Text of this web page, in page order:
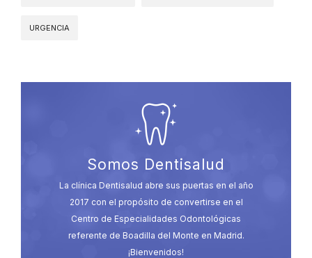
URGENCIA
Somos Dentisalud
La clínica Dentisalud abre sus puertas en el año
2017 con el propósito de convertirse en el
Centro de Especialidades Odontológicas
referente de Boadilla del Monte en Madrid.
¡Bienvenidos!